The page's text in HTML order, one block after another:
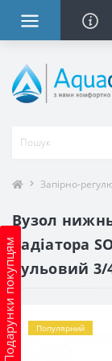
Подарунки покупцям
Запірно-
Вузол
радіатора
кульовий 3/
Популярний